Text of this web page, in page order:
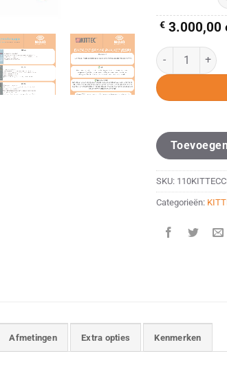
€ 3.000,00
KITTEC CB 66 /
SKU:
Categorieën:
Afmetingen Extra opties Kenmerken